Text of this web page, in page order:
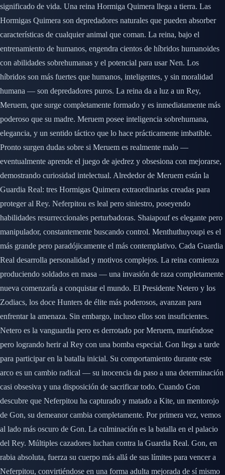
significado de vida. Una reina Hormiga Quimera llega a tierra. Las
Hormigas Quimera son depredadores naturales que pueden absorber
características de cualquier animal que coman. La reina, bajo el
entrenamiento de humanos, engendra cientos de híbridos humanoides
con abilidades sobrehumanas y el potencial para usar Nen. Los
híbridos son más fuertes que humanos, inteligentes, y sin moralidad
humana — son depredadores puros. La reina da a luz a un Rey,
Meruem, que surge completamente formado y es inmediatamente más
poderoso que su madre. Meruem posee inteligencia sobrehumana,
elegancia, y un sentido táctico que lo hace prácticamente imbatible.
Pronto surgen dudas sobre si Meruem es realmente malo —
eventualmente aprende el juego de ajedrez y obsesiona con mejorarse,
demostrando curiosidad intelectual. Alrededor de Meruem están la
Guardia Real: tres Hormigas Quimera extraordinarias creadas para
proteger al Rey. Neferpitou es leal pero siniestro, poseyendo
habilidades resurreccionales perturbadoras. Shaiapouf es elegante pero
manipulador, constantemente buscando control. Menthuthuyoupi es el
más grande pero paradójicamente el más contemplativo. Cada Guardia
Real desarrolla personalidad y motivos complejos. La reina comienza
produciendo soldados en masa — una invasión de raza completamente
nueva comenzaría a conquistar el mundo. El Presidente Netero y los
Zodiacs, los doce Hunters de élite más poderosos, avanzan para
enfrentar la amenaza. Sin embargo, incluso ellos son insuficientes.
Netero es la vanguardia pero es derrotado por Meruem, muriéndose
pero logrando herir al Rey con una bomba especial. Gon llega a tarde
para participar en la batalla inicial. Su comportamiento durante este
arco es un cambio radical — su inocencia da paso a una determinación
casi obsesiva y una disposición de sacrificar todo. Cuando Gon
descubre que Neferpitou ha capturado y matado a Kite, un mentorojo
de Gon, su demeanor cambia completamente. Por primera vez, vemos
al lado más oscuro de Gon. La culminación es la batalla en el palacio
del Rey. Múltiples cazadores luchan contra la Guardia Real. Gon, en
rabia absoluta, fuerza su cuerpo más allá de sus límites para vencer a
Neferpitou, convirtiéndose en una forma adulta mejorada de sí mismo